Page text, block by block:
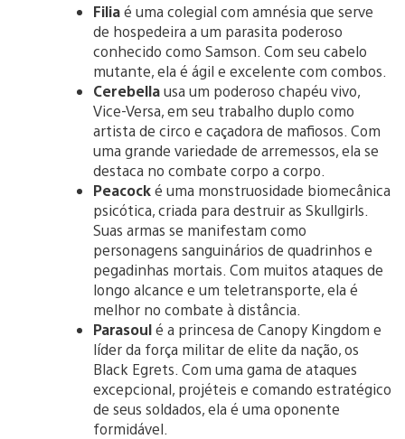
Filiaé uma colegial com amnésia que serve
de hospedeira a um parasita poderoso
conhecido como Samson. Com seu cabelo
mutante, ela é ágil e excelente com combos.
Cerebellausa um poderoso chapéu vivo,
Vice-Versa, em seu trabalho duplo como
artista de circo e caçadora de mafiosos. Com
uma grande variedade de arremessos, ela se
destaca no combate corpo a corpo.
Peacocké uma monstruosidade biomecânica
psicótica, criada para destruir as Skullgirls.
Suas armas se manifestam como
personagens sanguinários de quadrinhos e
pegadinhas mortais. Com muitos ataques de
longo alcance e um teletransporte, ela é
melhor no combate à distância.
Parasoulé a princesa de Canopy Kingdom e
líder da força militar de elite da nação, os
Black Egrets. Com uma gama de ataques
excepcional, projéteis e comando estratégico
de seus soldados, ela é uma oponente
formidável.